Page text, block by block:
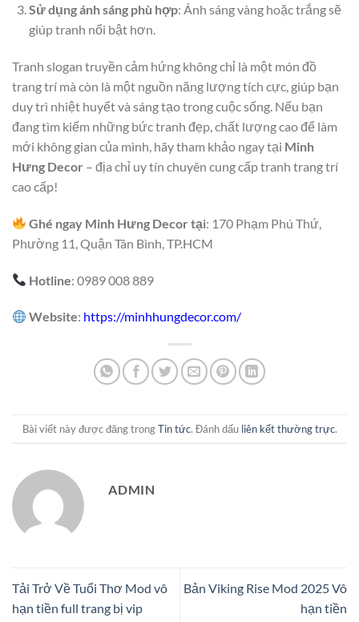
Sử dụng ánh sáng phù hợp: Ánh sáng vàng hoặc trắng sẽ
giúp tranh nổi bật hơn.
Tranh slogan truyền cảm hứng không chỉ là một món đồ
trang trí mà còn là một nguồn năng lượng tích cực, giúp bạn
duy trì nhiệt huyết và sáng tạo trong cuộc sống. Nếu bạn
đang tìm kiếm những bức tranh đẹp, chất lượng cao để làm
mới không gian của mình, hãy tham khảo ngay tại Minh
Hưng Decor – địa chỉ uy tín chuyên cung cấp tranh trang trí
cao cấp!
Ghé ngay Minh Hưng Decor tại: 170 Phạm Phú Thứ,
Phường 11, Quận Tân Bình, TP.HCM
Hotline: 0989 008 889
Website: https://minhhungdecor.com/
Bài viết này được đăng trongTin tức. Đánh dấu liên kết thường trực.
ADMIN
Tải Trở Về Tuổi Thơ Mod vô
hạn tiền full trang bị vip
Bản Viking Rise Mod 2025 Vô
hạn tiền